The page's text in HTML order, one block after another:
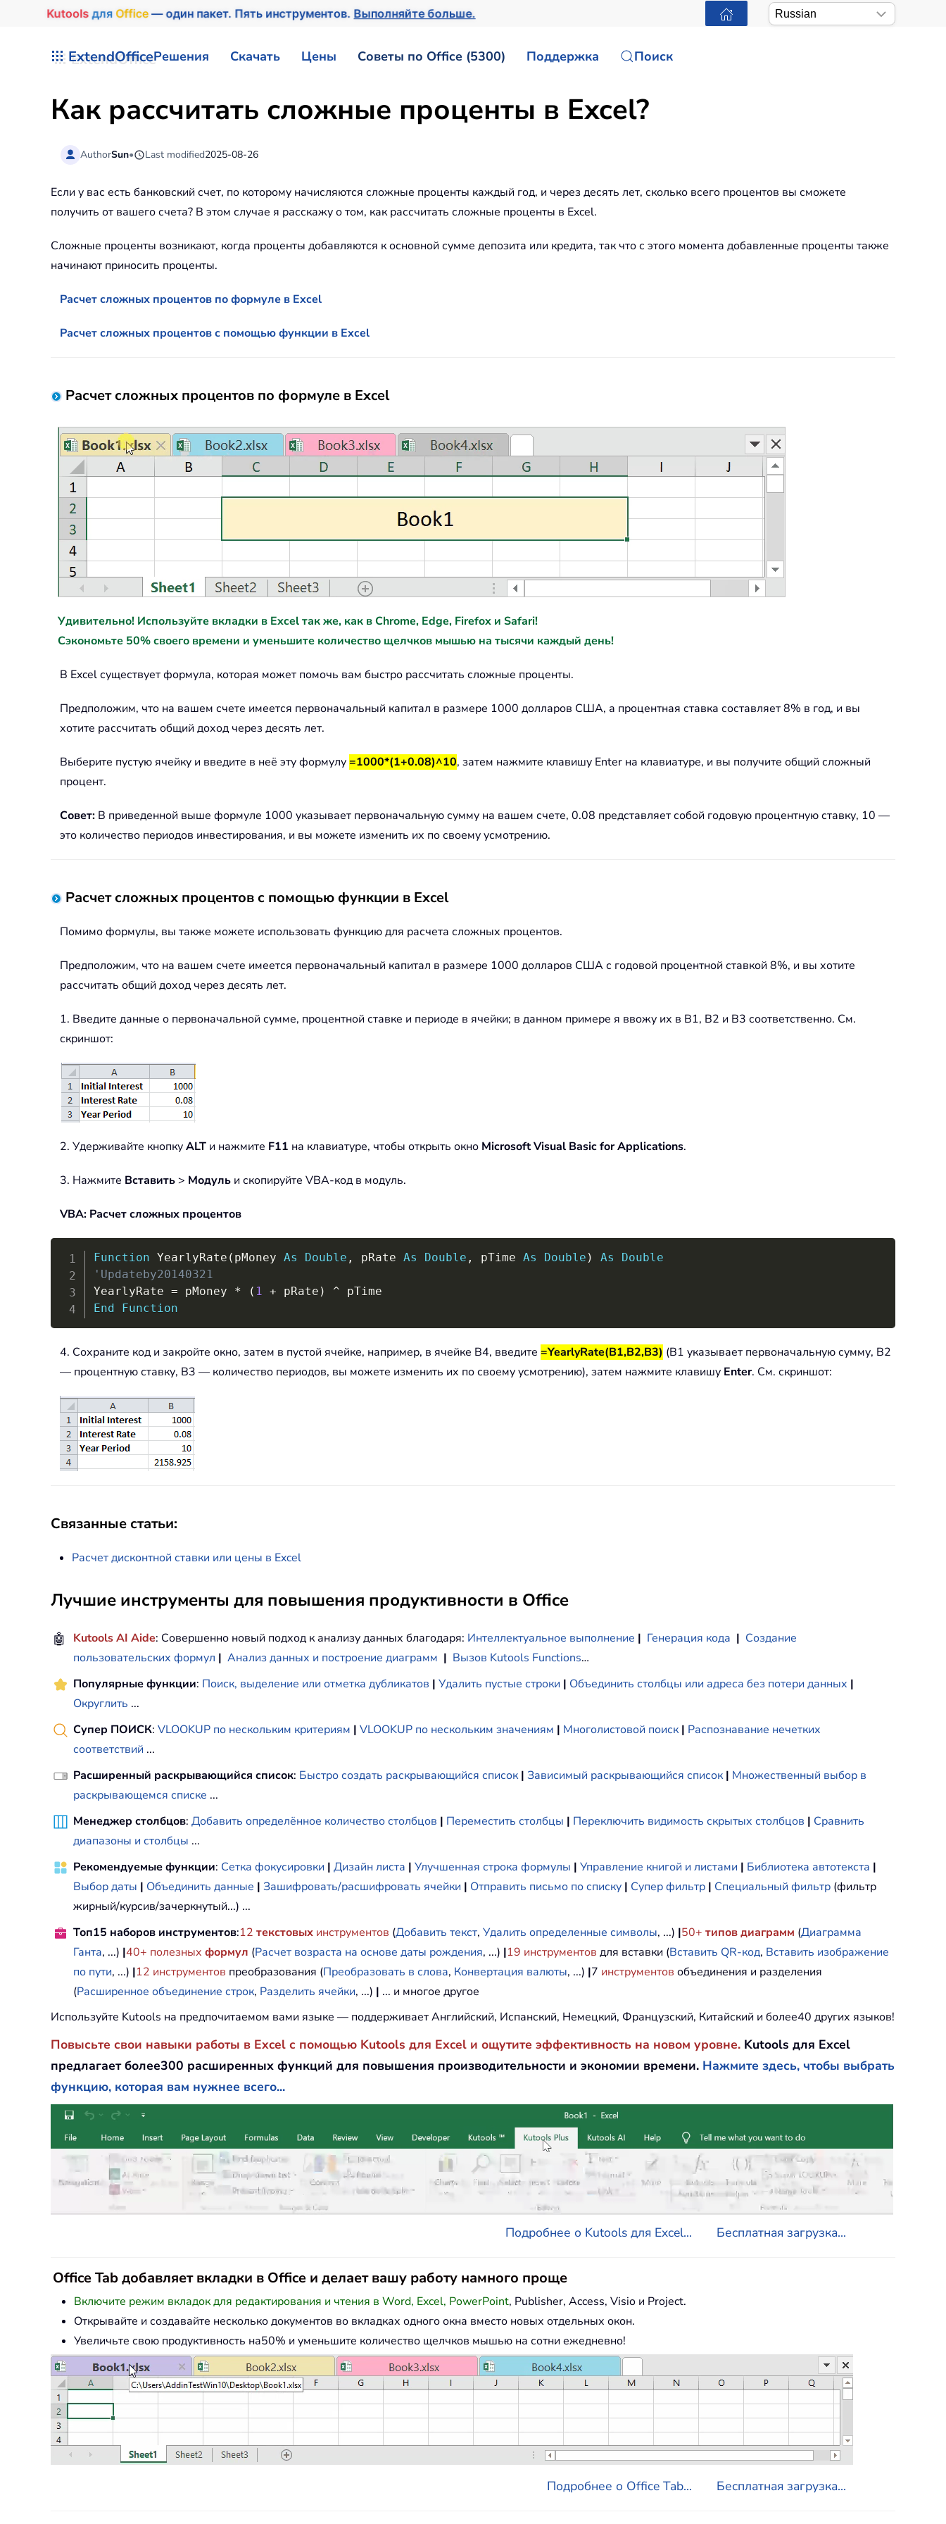
Kutools для Office— один пакет. Пять инструментов.Выполняйте больше.
ExtendOfficeРешения Скачать Цены Советы по Office (5300) Поддержка Поиск
Как рассчитать сложные проценты в Excel?
AuthorSun• Last modified2025-08-26
Если у вас есть банковский счет, по которому начисляются сложные проценты каждый год, и через десять лет, сколько всего процентов вы сможете
получить от вашего счета? В этом случае я расскажу о том, как рассчитать сложные проценты в Excel.
Сложные проценты возникают, когда проценты добавляются к основной сумме депозита или кредита, так что с этого момента добавленные проценты также
начинают приносить проценты.
Расчет сложных процентов по формуле в Excel
Расчет сложных процентов с помощью функции в Excel
Расчет сложных процентов по формуле в Excel
Удивительно! Используйте вкладки в Excel так же, как в Chrome, Edge, Firefox и Safari!
Сэкономьте 50% своего времени и уменьшите количество щелчков мышью на тысячи каждый день!
В Excel существует формула, которая может помочь вам быстро рассчитать сложные проценты.
Предположим, что на вашем счете имеется первоначальный капитал в размере 1000 долларов США, а процентная ставка составляет 8% в год, и вы
хотите рассчитать общий доход через десять лет.
Выберите пустую ячейку и введите в неё эту формулу=1000*(1+0.08)^10, затем нажмите клавишу Enter на клавиатуре, и вы получите общий сложный
процент.
Совет: В приведенной выше формуле 1000 указывает первоначальную сумму на вашем счете, 0.08 представляет собой годовую процентную ставку, 10 —
это количество периодов инвестирования, и вы можете изменить их по своему усмотрению.
Расчет сложных процентов с помощью функции в Excel
Помимо формулы, вы также можете использовать функцию для расчета сложных процентов.
Предположим, что на вашем счете имеется первоначальный капитал в размере 1000 долларов США с годовой процентной ставкой 8%, и вы хотите
рассчитать общий доход через десять лет.
1. Введите данные о первоначальной сумме, процентной ставке и периоде в ячейки; в данном примере я ввожу их в B1, B2 и B3 соответственно. См.
скриншот:
2. Удерживайте кнопкуALT и нажмите F11 на клавиатуре, чтобы открыть окно Microsoft Visual Basic for Applications.
3. Нажмите Вставить > Модуль и скопируйте VBA-код в модуль.
VBA: Расчет сложных процентов
Function YearlyRate ( pMoney As Double , pRate As Double , pTime As Double ) As
Double
'Updateby20140321
YearlyRate = pMoney * ( 1 + pRate ) ^
End
Function
4. Сохраните код и закройте окно, затем в пустой ячейке, например, в ячейке B4, введите =YearlyRate(B1,B2,B3) (B1 указывает первоначальную сумму, B2
— процентную ставку, B3 — количество периодов, вы можете изменить их по своему усмотрению), затем нажмите клавишу Enter. См. скриншот:
Связанные статьи:
Расчет дисконтной ставки или цены в Excel
Лучшие инструменты для повышения продуктивности в Office
🤖 Kutools AI Aide: Совершенно новый подход к анализу данных благодаря: Интеллектуальное выполнение | Генерация кода | Создание
пользовательских формул | Анализ данных и построение диаграмм | Вызов Kutools Functions…
Популярные функции: Поиск, выделение или отметка дубликатов | Удалить пустые строки | Объединить столбцы или адреса без потери данных |
Округлить ...
Супер ПОИСК: VLOOKUP по нескольким критериям | VLOOKUP по нескольким значениям | Многолистовой поиск | Распознавание нечетких
соответствий ...
Расширенный раскрывающийся список: Быстро создать раскрывающийся список | Зависимый раскрывающийся список | Множественный выбор в
раскрывающемся списке ...
Менеджер столбцов: Добавить определённое количество столбцов | Переместить столбцы | Переключить видимость скрытых столбцов | Сравнить
диапазоны и столбцы ...
Рекомендуемые функции: Сетка фокусировки | Дизайн листа | Улучшенная строка формулы | Управление книгой и листами | Библиотека автотекста |
Выбор даты | Объединить данные | Зашифровать/расшифровать ячейки | Отправить письмо по списку | Супер фильтр | Специальный фильтр (фильтр
жирный/курсив/зачеркнутый...) ...
Топ15 наборов инструментов:12 текстовых инструментов (Добавить текст, Удалить определенные символы, ...) |50+ типов диаграмм (Диаграмма
Ганта, ...) |40+ полезных формул (Расчет возраста на основе даты рождения, ...) |19 инструментов для вставки (Вставить QR-код, Вставить изображение
по пути, ...) |12 инструментов преобразования (Преобразовать в слова, Конвертация валюты, ...) |7 инструментов объединения и разделения
(Расширенное объединение строк, Разделить ячейки, ...) | ... и многое другое
Используйте Kutools на предпочитаемом вами языке — поддерживает Английский, Испанский, Немецкий, Французский, Китайский и более40 других языков!
Повысьте свои навыки работы в Excel с помощью Kutools для Excel и ощутите эффективность на новом уровне. Kutools для Excel
предлагает более300 расширенных функций для повышения производительности и экономии времени. Нажмите здесь, чтобы выбрать
функцию, которая вам нужнее всего...
Подробнее о Kutools для Excel... Бесплатная загрузка...
Office Tab добавляет вкладки в Office и делает вашу работу намного проще
Включите режим вкладок для редактирования и чтения в Word, Excel, PowerPoint, Publisher, Access, Visio и Project.
Открывайте и создавайте несколько документов во вкладках одного окна вместо новых отдельных окон.
Увеличьте свою продуктивность на50% и уменьшите количество щелчков мышью на сотни ежедневно!
Подробнее о Office Tab... Бесплатная загрузка...